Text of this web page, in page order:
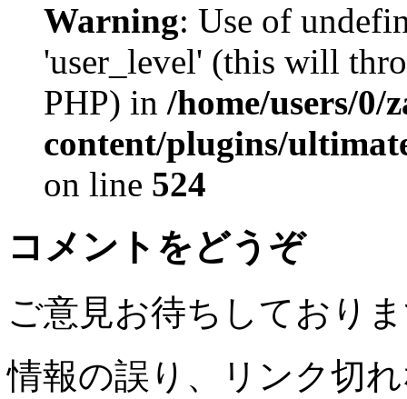
Warning: Use of
'user_level' (this will
PHP) in /home/users/0/
content/plugins/
on line 524
コメントをどうぞ
ご意見お待ちしており
情報の誤り、リンク切